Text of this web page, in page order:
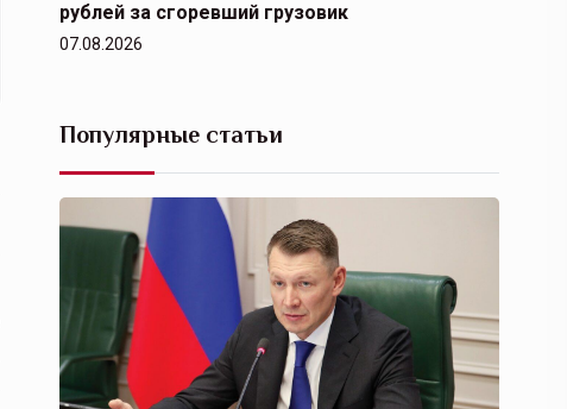
рублей за сгоревший грузовик
07.08.2026
Популярные статьи